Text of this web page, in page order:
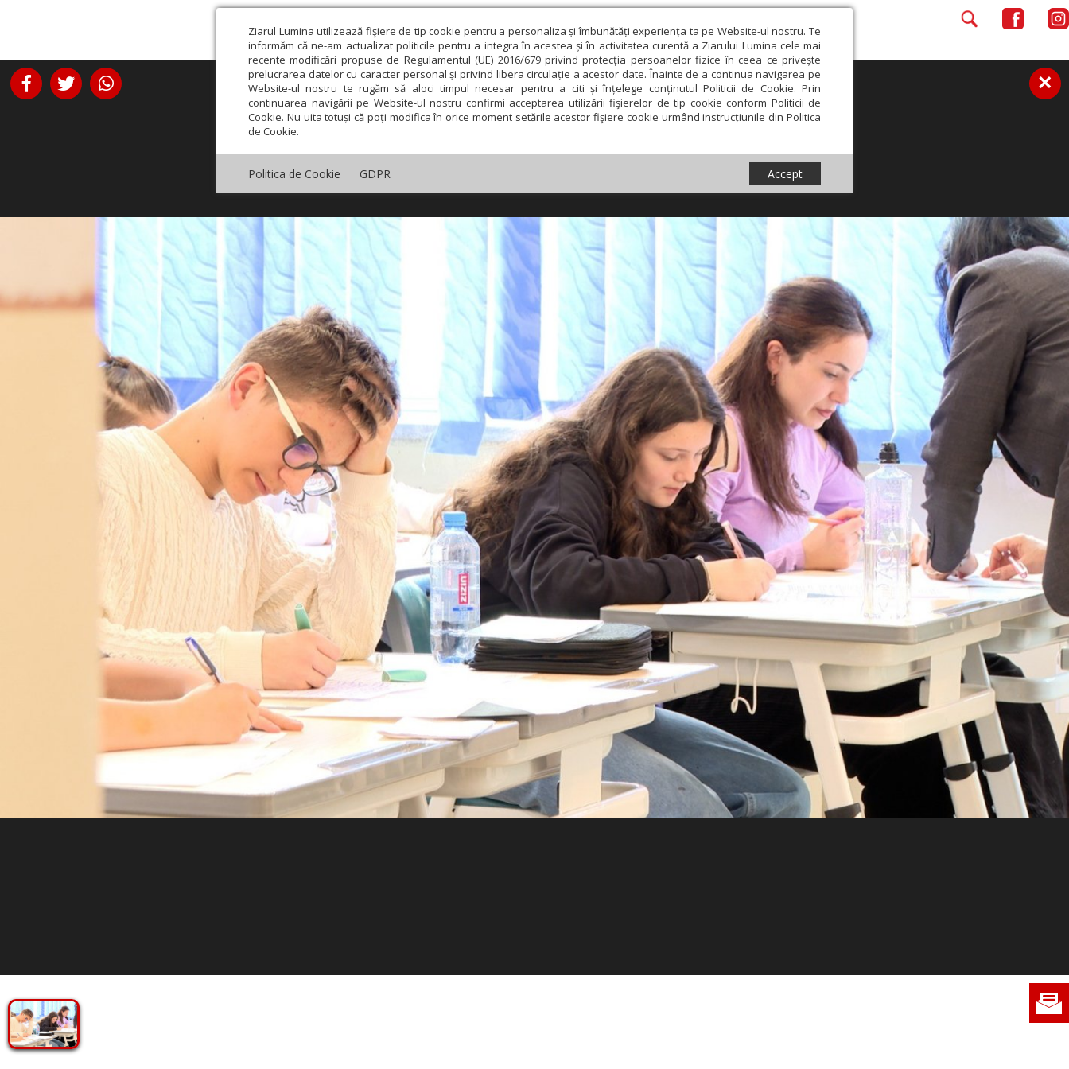
Ziarul Lumina utilizează fişiere de tip cookie pentru a personaliza și îmbunătăți experiența ta pe Website-ul nostru. Te
informăm că ne-am actualizat politicile pentru a integra în acestea și în activitatea curentă a Ziarului Lumina cele mai
recente modificări propuse de Regulamentul (UE) 2016/679 privind protecția persoanelor fizice în ceea ce privește
prelucrarea datelor cu caracter personal și privind libera circulație a acestor date. Înainte de a continua navigarea pe
Website-ul nostru te rugăm să aloci timpul necesar pentru a citi și înțelege conținutul Politicii de Cookie. Prin
continuarea navigării pe Website-ul nostru confirmi acceptarea utilizării fişierelor de tip cookie conform Politicii de
Cookie. Nu uita totuși că poți modifica în orice moment setările acestor fişiere cookie urmând instrucțiunile din Politica
de Cookie.
Politica de Cookie GDPR Accept
×